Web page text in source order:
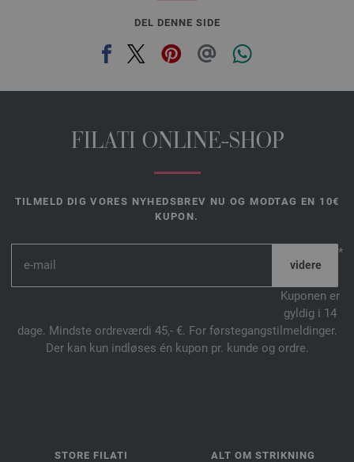
DEL DENNE SIDE
FILATI ONLINE-SHOP
TILMELD DIG VORES NYHEDSBREV NU OG MODTAG EN 10€
KUPON.
*
Kuponen er
gyldig i 14
dage. Mindste ordreværdi 45,- €. For førstegangstilmeldinger.
Der kan kun indløses én kupon pr. kunde og ordre.
STORE FILATI ALT OM STRIKNING